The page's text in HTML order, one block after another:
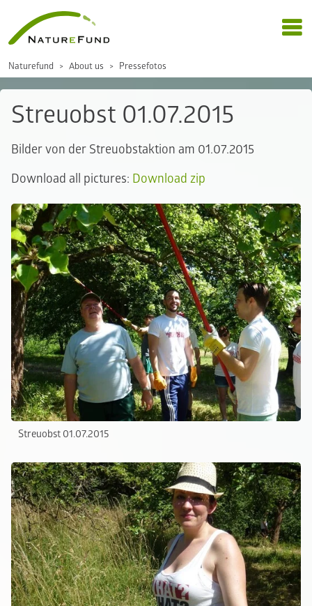
Naturefund About us Pressefotos
Streuobst 01.07.2015
Bilder von der Streuobstaktion am 01.07.2015
Download all pictures: Download zip
Streuobst 01.07.2015